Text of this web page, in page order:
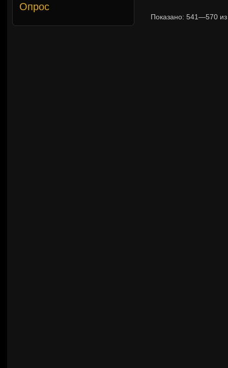
Опрос
Показано: 541—570